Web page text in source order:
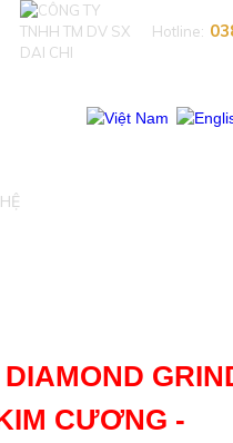
Hotline:
CƯƠNG -